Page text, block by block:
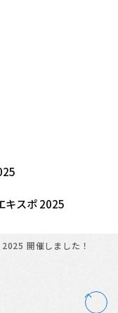
キスポ 2025
開催しました！